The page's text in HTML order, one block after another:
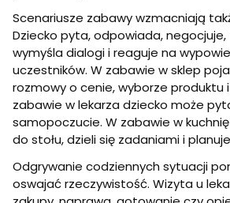
Scenariusze zabawy wzmacniają
Dziecko pyta, odpowiada, negocjuje,
wymyśla dialogi i reaguje na
uczestników. W zabawie w sklep
rozmowy o cenie, wyborze produktu
zabawie w lekarza dziecko może
samopoczucie. W zabawie w
do stołu, dzieli się zadaniami i
Odgrywanie codziennych sytuacji
oswajać rzeczywistość. Wizyta u